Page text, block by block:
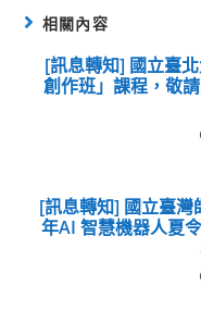
相關內容
[訊息轉知] 國立臺
創作班」課程，敬
[訊息轉知] 國立臺
年AI 智慧機器人夏